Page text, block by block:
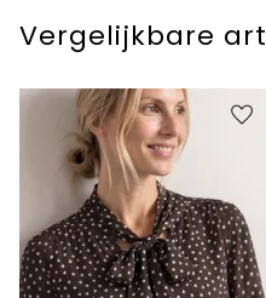
Vergelijkbare